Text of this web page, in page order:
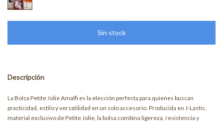
Descripción
La Bolsa Petite Jolie Amalfi es la elección perfecta para quienes buscan
practicidad, estilo y versatilidad en un solo accesorio. Producida en J-Lastic,
material exclusivo de Petite Jolie, la bolsa combina ligereza, resistencia y